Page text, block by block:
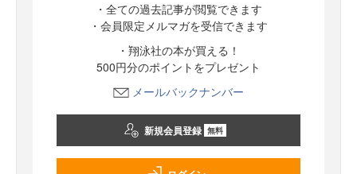
・全ての過去記事が閲覧できます
・会員限定メルマガを受信できます
・翔泳社の本が買える！
500円分のポイントをプレゼント
メールバックナンバー
新規会員登録 無料